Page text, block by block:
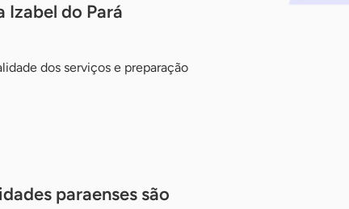
Izabel do Pará
dos serviços e preparação
paraenses são